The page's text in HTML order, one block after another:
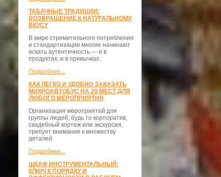
ТАБАЧНЫЕ ТРАДИЦИИ:
ВОЗВРАЩЕНИЕ К НАТУРАЛЬНОМУ
ВКУСУ
В мире стремительного потребления
и стандартизации многие начинают
искать аутентичность — и в
продуктах, и в привычках.
Подробнее...
КАК ЛЕГКО И УДОБНО ЗАКАЗАТЬ
МИКРОАВТОБУС НА 20 МЕСТ ДЛЯ
ЛЮБОГО МЕРОПРИЯТИЯ
Организация мероприятий для
группы людей, будь то корпоратив,
свадебный кортеж или экскурсия,
требует внимания к множеству
деталей
Подробнее...
ШКАФ ИНСТРУМЕНТАЛЬНЫЙ:
КЛЮЧ К ПОРЯДКУ И